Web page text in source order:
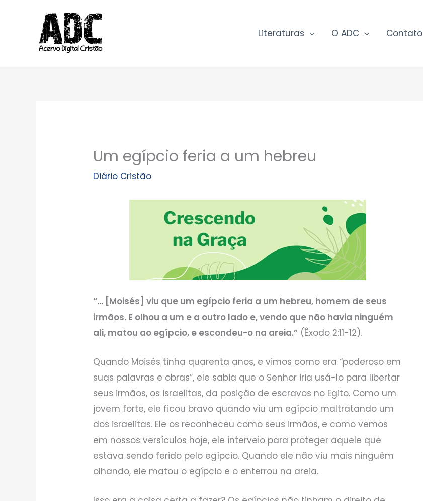
conteúdo
Literaturas O ADC Contato
Um egípcio feria a um hebreu
Diário Cristão
“… [Moisés] viu que um egípcio feria a um hebreu, homem de seus
irmãos. E olhou a um e a outro lado e, vendo que não havia ninguém
ali, matou ao egípcio, e escondeu-o na areia.” (Êxodo 2:11-12).
Quando Moisés tinha quarenta anos, e vimos como era “poderoso em
suas palavras e obras”, ele sabia que o Senhor iria usá-lo para libertar
seus irmãos, os israelitas, da posição de escravos no Egito. Como um
jovem forte, ele ficou bravo quando viu um egípcio maltratando um
dos israelitas. Ele os reconheceu como seus irmãos, e como vemos
em nossos versículos hoje, ele interveio para proteger aquele que
estava sendo ferido pelo egípcio. Quando ele não viu mais ninguém
olhando, ele matou o egípcio e o enterrou na areia.